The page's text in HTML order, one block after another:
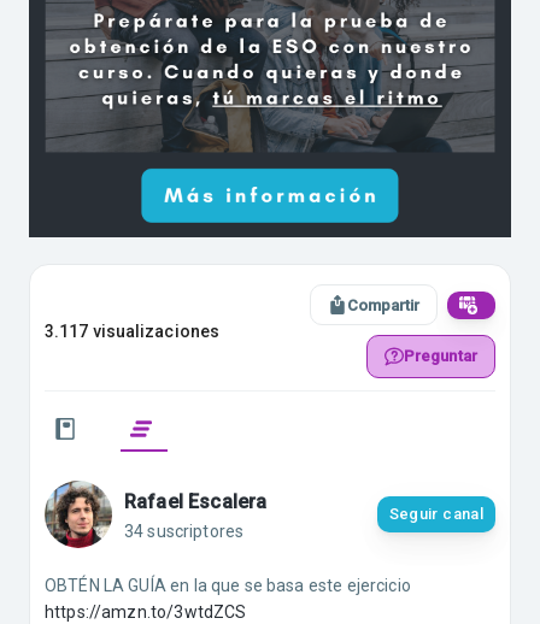
3.117 visualizaciones
Compartir
Preguntar
Rafael Escalera
34 suscriptores
Seguir canal
OBTÉN LA GUÍA en la que se basa este ejercicio
https://amzn.to/3wtdZCS